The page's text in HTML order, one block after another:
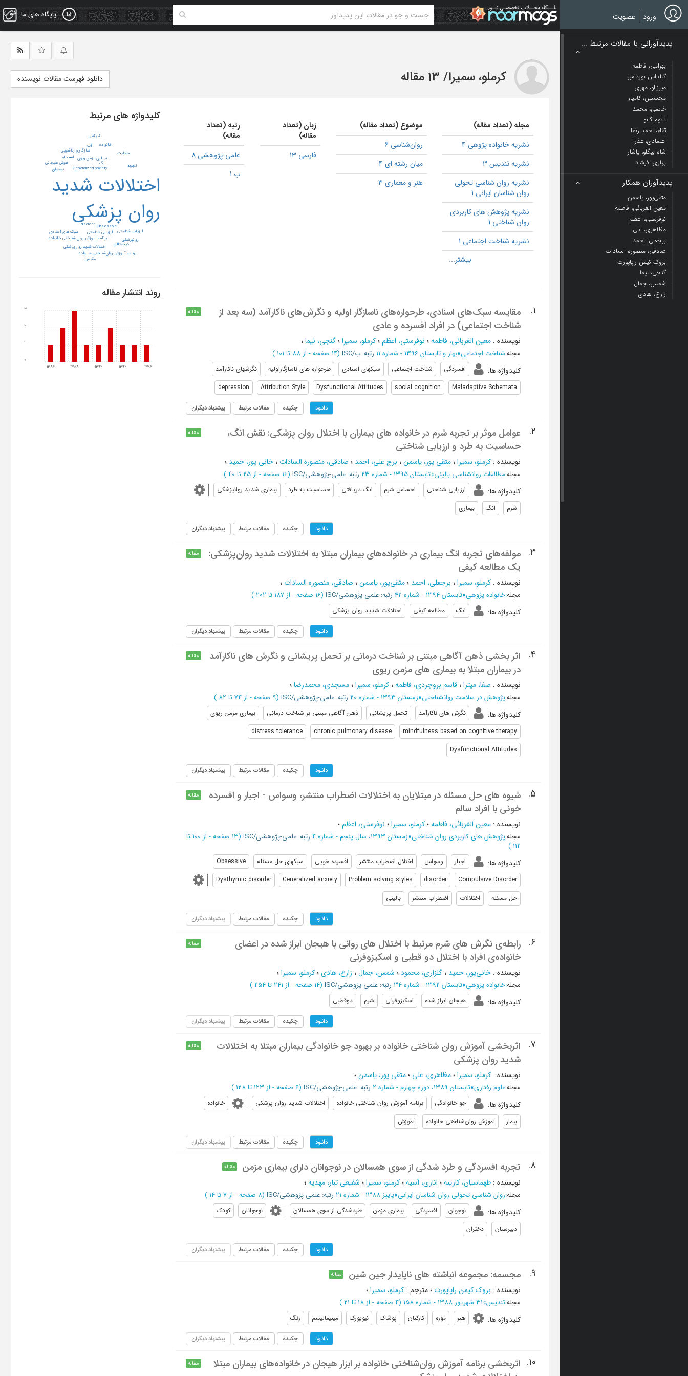
Skip
to
main
پایگاه های ما ورود عضویت
پدیدآورانی با مقالات مرتبط ...
بهرامی، فاطمه
گیلداس بورداس
میرزالو، مهری
محسنین، کامیار
خاتمی، محمد
نائوم گابو
تقاء، احمد رضا
اعتمادی، عذرا
شاه بیگلو، یاشار
بهاری، فرشاد
پدیدآوران همکار
متقی‌پور، یاسمن
معین الغربائی، فاطمه
نوفرستی، اعظم
مظاهری، علی
برجعلی، احمد
صادقی، منصوره السادات
بروک کیمن راپاپورت
گنجی، نیما
شمس، جمال
زارع، هادی
کرملو، سمیرا/ 13 مقاله دانلود فهرست مقالات نویسنده
مجله (تعداد مقاله)
نشریه خانواده پژوهی 4
نشریه تندیس 3
نشریه روان شناسی تحولی
روان شناسان ایرانی 1
نشریه پژوهش های کاربردی
روان شناختی 1
نشریه شناخت اجتماعی 1
موضوع (تعداد مقاله)
روان‌شناسی 6
میان رشته ای 4
هنر و معماری 3
زبان (تعداد
مقاله)
فارسی 13
رتبه (تعداد
مقاله)
علمی-پژوهشی 8
ب 1
1.
مقایسه سبک‌های اسنادی، طرحواره‌های ناسازگار اولیه و نگرش‌های ناکارآمد (سه بعد از
شناخت اجتماعی) در افراد افسرده و عادی
مقاله
نویسنده : معین الغربائی، فاطمه؛ نوفرستی، اعظم؛کرملو، سمیرا؛گنجی، نیما؛
مجله:شناخت اجتماعی»بهار و تابستان 1396 - شماره 11 رتبه: ب/ISC (‎14 صفحه - از 88 تا 101 )
کلیدواژه ها: افسردگی شناخت اجتماعی سبکهای اسنادی طرحواره های ناسازگاراولیه
نگرشهای ناکارآمد
Maladaptive Schemata
social cognition
Dysfunctional Attitudes
Attribution Style
depression
دانلود چکیده مقالات مرتبط پیشنهاد دیگران
2.
عوامل موثر بر تجربه شرم در خانواده های بیماران با اختلال روان پزشکی: نقش انگ،
حساسیت به طرد و ارزیابی شناختی
مقاله
نویسنده : کرملو، سمیرا؛متقی پور، یاسمن؛ برج علی، احمد ؛ صادقی، منصوره السادات ؛خانی پور، حمید ؛
مجله:مطالعات روانشناسی بالینی»تابستان 1395 - شماره 23 رتبه: علمی-پژوهشی/ISC (‎16 صفحه - از 25 تا 40 )
کلیدواژه ها: ارزیابی شناختی احساس شرم انگ دریافتی حساسیت به طرد
بیماری شدید روانپزشکی
شرم
انگ بیماری
دانلود چکیده مقالات مرتبط پیشنهاد دیگران
3.
مولفه‌های تجربه انگ بیماری در خانواده‌های بیماران مبتلا به اختلالات شدید روان‌پزشکی:
یک مطالعه کیفی
مقاله
نویسنده : کرملو، سمیرا؛ برجعلی، احمد ؛متقی‌پور، یاسمن؛ صادقی، منصوره السادات ؛
مجله:خانواده پژوهی»تابستان 1394 - شماره 42 رتبه: علمی-پژوهشی/ISC (‎16 صفحه - از 187 تا 202 )
کلیدواژه ها: انگ مطالعه کیفی اختلالات شدید روان پزشکی
دانلود چکیده مقالات مرتبط پیشنهاد دیگران
4.
اثر بخشي ذهن آگاهي مبتني بر شناخت درماني بر تحمل پريشاني و نگرش هاي ناكارآمد
در بيماران مبتلا به بيماري هاي مزمن ريوي
مقاله
نویسنده : صفا، میترا؛قاسم بروجردی، فاطمه؛کرملو، سمیرا؛مسجدی، محمدرضا؛
مجله:پژوهش در سلامت روانشناختی»زمستان 1393 - شماره 20 رتبه: علمی-پژوهشی/ISC (‎9 صفحه - از 74 تا 82 )
کلیدواژه ها: نگرش های ناکارآمد تحمل پریشانی ذهن آگاهی مبتنی بر شناخت درمانی
بیماری مزمن ریوی
mindfulness based on cognitive therapy
chronic pulmonary disease
distress tolerance
Dysfunctional Attitudes
دانلود چکیده مقالات مرتبط پیشنهاد دیگران
5.
شیوه های حل مسئله در مبتلایان به اختلالات اضطراب منتشر، وسواس - اجبار و افسرده
خوئی با افراد سالم
مقاله
نویسنده : معین الغربائی، فاطمه؛کرملو، سمیرا؛ نوفرستی، اعظم؛
مجله:پژوهش های کاربردی روان شناختی»زمستان 1393، سال پنجم - شماره 4 رتبه: علمی-پژوهشی/ISC (‎13 صفحه -
از 100 تا
112
)
کلیدواژه ها: اجبار وسواس اختلال اضطراب منتشر افسرده خویی سبکهای حل مسئله
Obsessive
Compulsive Disorder
disorder
Problem solving styles
Generalized anxiety
Dysthymic disorder
حل مسئله
اختلالات اضطراب منتشر بالینی
دانلود چکیده مقالات مرتبط پیشنهاد دیگران
6.
رابطه‌ی نگرش های شرم مرتبط با اختلال های روانی با هیجان ابراز شده در اعضای
خانواده‌ی افراد با اختلال دو قطبی و اسکیزوفرنی
مقاله
نویسنده : خانی‌پور، حمید ؛گلزاری، محمود؛ شمس، جمال؛ زارع، هادی؛کرملو، سمیرا؛
مجله:خانواده پژوهی»تابستان 1392 - شماره 34 رتبه: علمی-پژوهشی/ISC (‎14 صفحه - از 241 تا 254 )
کلیدواژه ها: هیجان ابراز شده اسکیزوفرنی شرم دوقطبی
دانلود چکیده مقالات مرتبط پیشنهاد دیگران
7.
اثربخشی آموزش روان شناختی خانواده بر بهبود جو خانوادگی بیماران مبتلا به اختلالات
شدید روان پزشکی
مقاله
نویسنده : کرملو، سمیرا؛مظاهری، علی ؛متقی پور، یاسمن؛
مجله:علوم رفتاری»تابستان 1389، دوره چهارم - شماره 2 رتبه: علمی-پژوهشی/ISC (‎6 صفحه - از 123 تا 128 )
کلیدواژه ها: جو خانوادگی برنامه آموزش روان شناختی خانواده اختلالات شدید روان پزشکی
خانواده
بیمار
آموزش روان‌شناختی خانواده آموزش
دانلود چکیده مقالات مرتبط پیشنهاد دیگران
8. تجربه افسردگی و طرد شدگی از سوی همسالان در نوجوانان دارای بیماری مزمن مقاله
نویسنده : طهماسیان، کارینه؛ اناری، آسیه؛کرملو، سمیرا؛ شفیعی تبار، مهدیه؛
مجله:روان شناسی تحولی روان شناسان ایرانی»پاییز 1388 - شماره 21 رتبه: علمی-پژوهشی/ISC (‎8 صفحه - از 7 تا 14 )
کلیدواژه ها: نوجوان افسردگي بيماري مزمن طردشدگی از سوی همسالان نوجوانان
کودک
دبیرستان
دختران
دانلود چکیده مقالات مرتبط پیشنهاد دیگران
9. مجسمه: مجموعه انباشته های ناپایدار جین شین مقاله
نویسنده : بروک کیمن راپاپورت ؛مترجم : کرملو، سمیرا؛
مجله:تندیس»31 شهریور 1388 - شماره 158 (‎4 صفحه - از 18 تا 21 )
کلیدواژه ها: هنر موزه کارکنان پوشاک نیویورک مینیمالیسم رنگ
دانلود چکیده مقالات مرتبط پیشنهاد دیگران
10.
اثربخشی برنامه آموزش روان‌شناختی خانواده بر ابزار هیجان در خانواده‌های بیماران مبتلا
مقاله
کلیدواژه های مرتبط
اختلالات شدید
روان پزشکی
disorder
Generalized anxiety
Obsessive
ارزیابی شناختی
انگ
برنامه آموزش روان شناختی خانواده
بیماری مزمن ریوی
سازگاری زناشویی
سبک های اسنادی
نوجوان
هوش هیجانی
آب
اختلالات شدید روان‌پزشکی
ارزیابی شناختی
انسجام
برنامه آموزش روان‌شناختی خانواده
تجربه
خانواده
خلاقیت
دیجیتالی
روانپزشکی
مقیاس
کارکنان
روند انتشار مقاله
1386 1388 1392 1394 1396
0
1
2
3